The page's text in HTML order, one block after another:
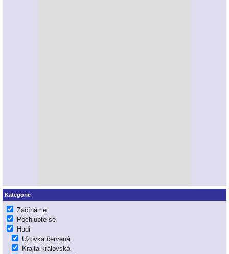
Kategorie
Začínáme
Pochlubte se
Hadi
Užovka červená
Krajta královská